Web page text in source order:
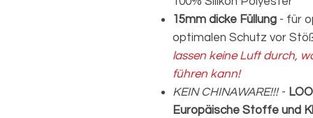
15mm dicke Füllung - für
optimalen Schutz vor
lassen keine Luft durch,
führen kann!
KEIN CHINAWARE!!! -
Europäische Stoffe und